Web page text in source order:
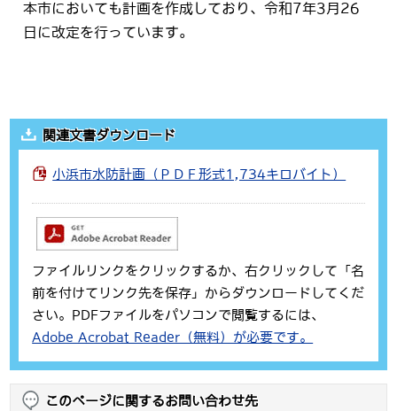
本市においても計画を作成しており、令和7年3月26
日に改定を行っています。
関連文書ダウンロード
小浜市水防計画（ＰＤＦ形式1,734キロバイト）
ファイルリンクをクリックするか、右クリックして「名
前を付けてリンク先を保存」からダウンロードしてくだ
さい。PDFファイルをパソコンで閲覧するには、
Adobe Acrobat Reader（無料）が必要です。
このページに関するお問い合わせ先